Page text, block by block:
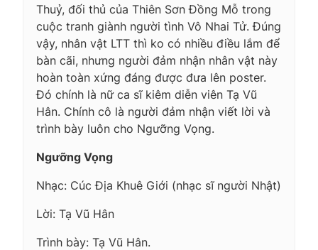
Thuỷ, đối thủ của Thiên Sơn Đồng Mỗ trong
cuộc tranh giành người tình Vô Nhai Tử. Đúng
vậy, nhân vật LTT thì ko có nhiều điều lắm để
bàn cãi, nhưng người đảm nhận nhân vật này
hoàn toàn xứng đáng được đưa lên poster.
Đó chính là nữ ca sĩ kiêm diễn viên Tạ Vũ
Hân. Chính cô là người đảm nhận viết lời và
trình bày luôn cho Ngưỡng Vọng.
Ngưỡng Vọng
Nhạc: Cúc Địa Khuê Giới (nhạc sĩ người Nhật)
Lời: Tạ Vũ Hân
Trình bày: Tạ Vũ Hân.